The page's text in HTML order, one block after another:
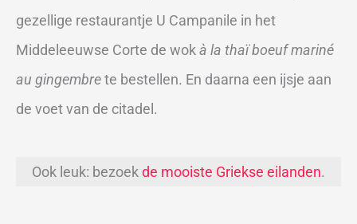
gezellige restaurantje U Campanile in het
Middeleeuwse Corte de wokà la thaï boeuf mariné
au gingembrete bestellen. En daarna een ijsje aan
de voet van de citadel.
Ook leuk: bezoekde mooiste Griekse eilanden.